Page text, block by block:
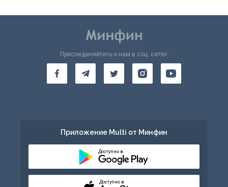
Присоединяйтесь к нам в соц. сетях:
Приложение Multi от Минфин
Доступно в
Доступно в